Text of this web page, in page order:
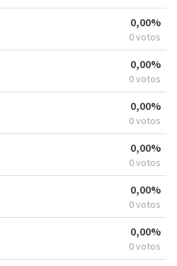
0,00%
0 votos
0,00%
0 votos
0,00%
0 votos
0,00%
0 votos
0,00%
0 votos
0,00%
0 votos